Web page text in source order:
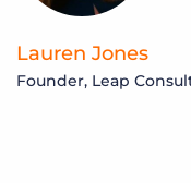
Lauren Jones
Founder, Leap